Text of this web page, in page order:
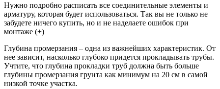
Нужно подробно расписать все соединительные элементы и
арматуру, которая будет использоваться. Так вы не только не
забудете ничего купить, но и не наделаете ошибок при
монтаже (+)
Глубина промерзания – одна из важнейших характеристик. От
нее зависит, насколько глубоко придется прокладывать трубы.
Учтите, что глубина прокладки труб должна быть больше
глубины промерзания грунта как минимум на 20 см в самой
низкой точке участка.